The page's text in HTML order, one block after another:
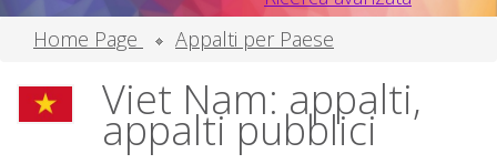
Home Page
Appalti per Paese
Viet Nam: appalti,
appalti pubblici